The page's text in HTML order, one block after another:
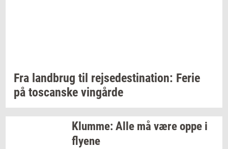
Fra land­brug til rej­se­desti­na­tion: Ferie
på toscan­ske vin­går­de
Klum­me: Alle må være oppe i
fly­e­ne